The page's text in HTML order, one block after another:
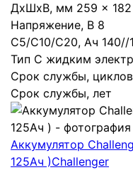
ДхШхВ, мм 259 ×
Напряжение, В 8
С5/С10/С20, Ач 140//
Тип С жидким
Срок службы, циклов
Срок службы, лет
Аккумулятор
125Ач )Challenger